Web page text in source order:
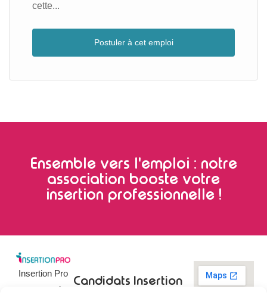
cette...
Postuler à cet emploi
Ensemble vers l'emploi : notre
association booste votre
insertion professionnelle !
Insertion Pro
est une action
Candidats Insertion